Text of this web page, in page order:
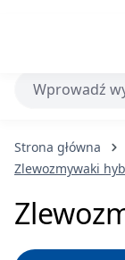
Przejdź do
Strona główna
Zlewozmywaki